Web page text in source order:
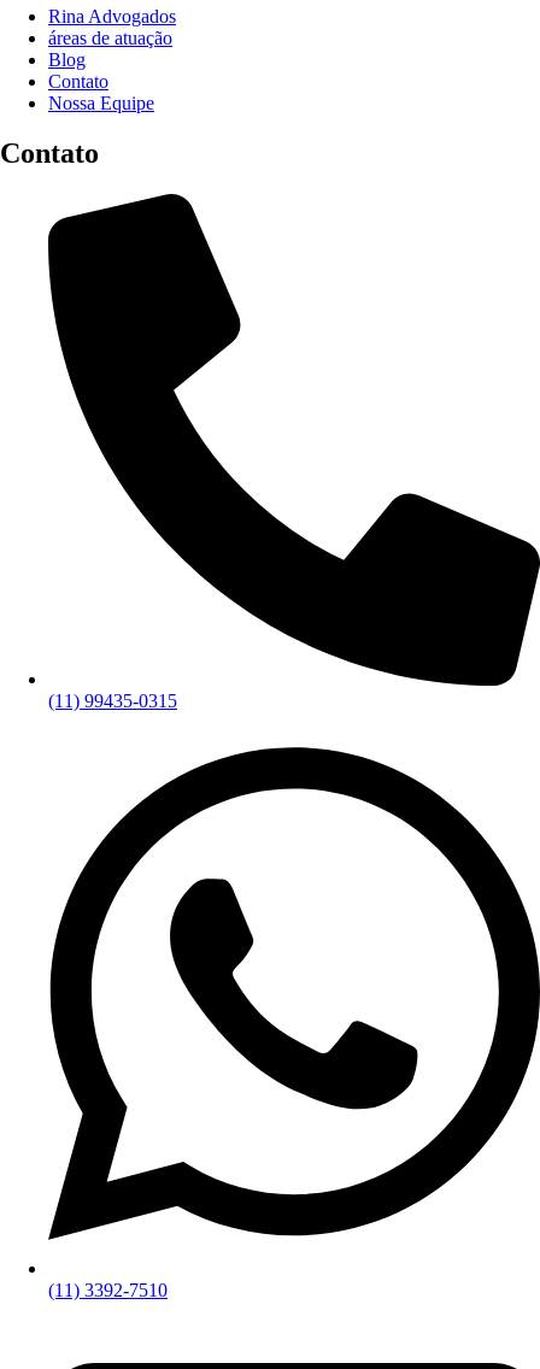
Rina Advogados
áreas de atuação
Blog
Contato
Nossa Equipe
Contato
(11) 99435-0315
(11) 3392-7510